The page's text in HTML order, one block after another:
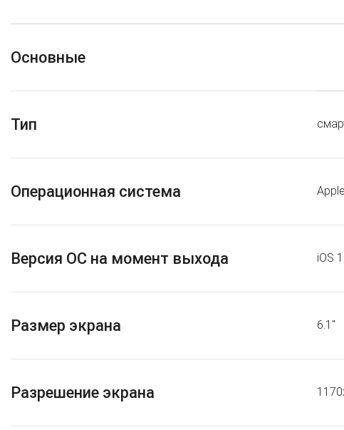
Основные
Тип
Операционная система
Версия ОС на момент выхода iOS
Размер экрана 6.1"
Разрешение экрана